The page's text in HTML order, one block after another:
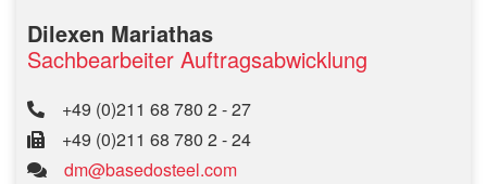
Dilexen Mariathas
Sachbearbeiter Auftragsabwicklung
+49 (0)211 68 780 2 - 27
+49 (0)211 68 780 2 - 24
dm@basedosteel.com